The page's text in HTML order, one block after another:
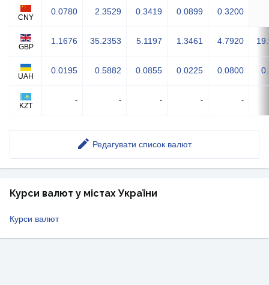
CNY
0.0780 2.3529 0.3419 0.0899 0.3200
GBP
1.1676 35.2353 5.1197 1.3461 4.7920
UAH
0.0195 0.5882 0.0855 0.0225 0.0800
KZT
- - - - -
Редагувати список валют
Курси валют у містах України
Курси валют